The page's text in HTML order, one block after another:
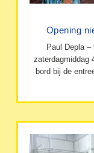
Opening
Paul Depla
zaterdagmiddag
bord bij de